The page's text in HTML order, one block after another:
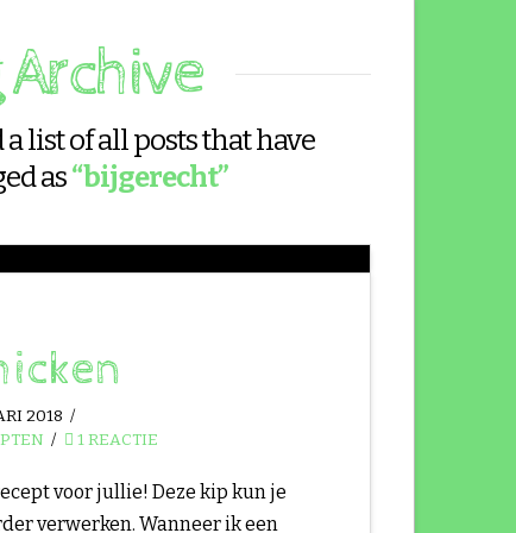
Archive
list of all posts that have
as“bijgerecht”
2018
1 REACTIE
voor jullie! Deze kip kun je
verwerken. Wanneer ik een